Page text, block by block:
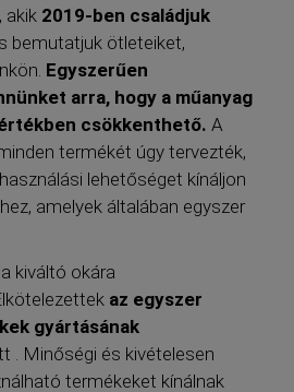
akik 2019-ben családjuk
bemutatjuk ötleteiket,
Egyszerűen
arra, hogy a műanyag
csökkenthető. A
termékét úgy tervezték,
lehetőséget kínáljon
amelyek általában egyszer
kiváltó okára
az egyszer
gyártásának
. Minőségi és kivételesen
termékeket kínálnak